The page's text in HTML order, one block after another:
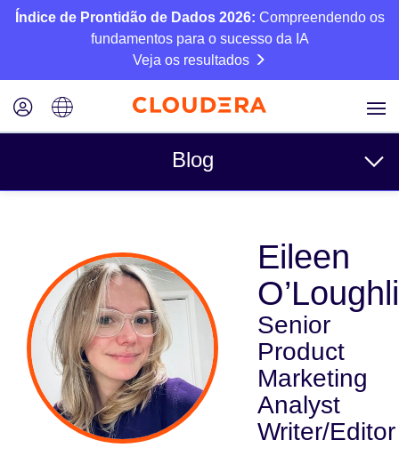
Índice de Prontidão de Dados 2026: Compreendendo os
fundamentos para o sucesso da IA
Veja os resultados
Blog
Negócios
Técnico
Parceiros
Cultura
Indústria
Eileen
Senior
Product
Marketing
Analyst
Writer/Editor